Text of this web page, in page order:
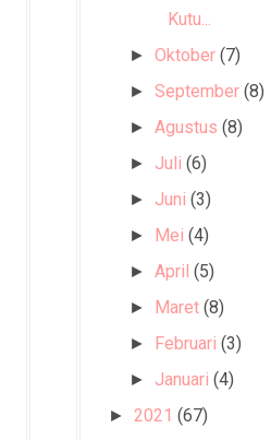
Kutu...
►Oktober (7)
►September (8)
►Agustus (8)
► Juli (6)
► Juni (3)
► Mei (4)
►April (5)
► Maret (8)
► Februari (3)
► Januari (4)
► 2021 (67)